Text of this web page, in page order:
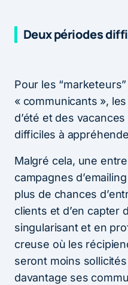
Deux périodes
Pour les
« communicants »,
d’été et des
difficiles à
Malgré cela, une
campagnes
plus de chances
clients et d’en capter
singularisant et en
creuse où les
seront moins
davantage ses